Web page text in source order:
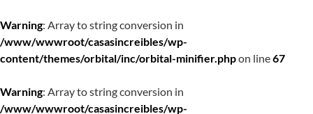
Warning: Array to string conversion in
/www/wwwroot/casasincreibles/wp-
content/themes/orbital/inc/orbital-minifier.phpon line67
Warning: Array to string conversion in
/www/wwwroot/casasincreibles/wp-